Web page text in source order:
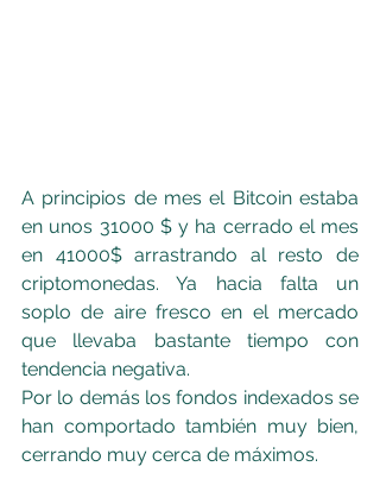
A principios de mes el Bitcoin estaba
en unos 31000 $ y ha cerrado el mes
en 41000$ arrastrando al resto de
criptomonedas. Ya hacia falta un
soplo de aire fresco en el mercado
que llevaba bastante tiempo con
tendencia negativa.
Por lo demás los fondos indexados se
han comportado también muy bien,
cerrando muy cerca de máximos.